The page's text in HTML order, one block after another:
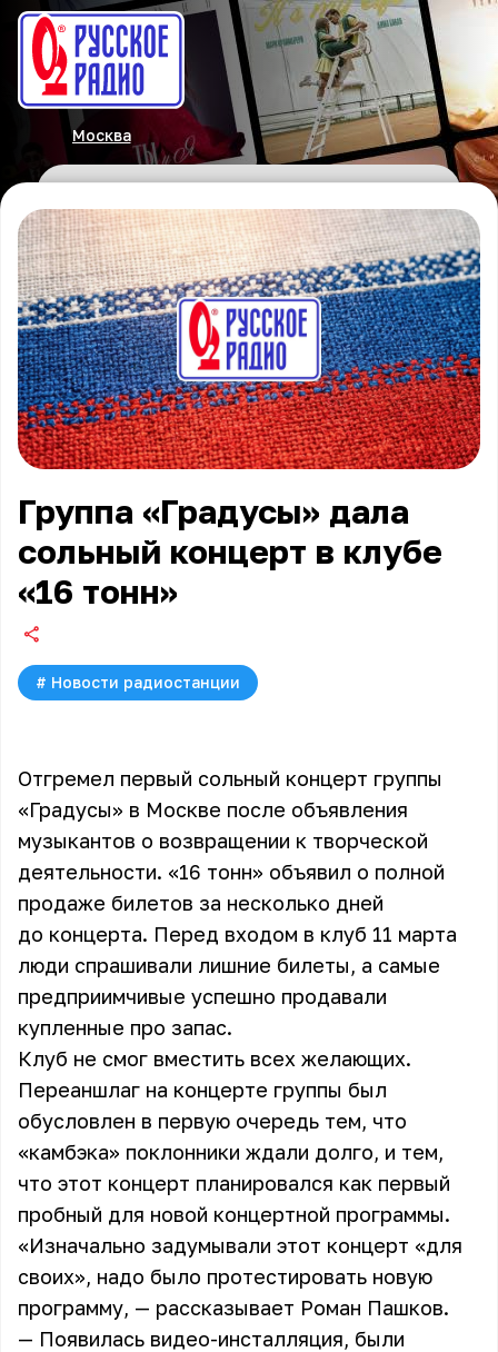
Москва
Группа «Градусы» дала
сольный концерт в клубе
«16 тонн»
# Новости радиостанции
Отгремел первый сольный концерт группы
«Градусы» в Москве после объявления
музыкантов о возвращении к творческой
деятельности. «16 тонн» объявил о полной
продаже билетов за несколько дней
до концерта. Перед входом в клуб 11 марта
люди спрашивали лишние билеты, а самые
предприимчивые успешно продавали
купленные про запас.
Клуб не смог вместить всех желающих.
Переаншлаг на концерте группы был
обусловлен в первую очередь тем, что
«камбэка» поклонники ждали долго, и тем,
что этот концерт планировался как первый
пробный для новой концертной программы.
«Изначально задумывали этот концерт «для
своих», надо было протестировать новую
программу, — рассказывает Роман Пашков.
— Появилась видео-инсталляция, были